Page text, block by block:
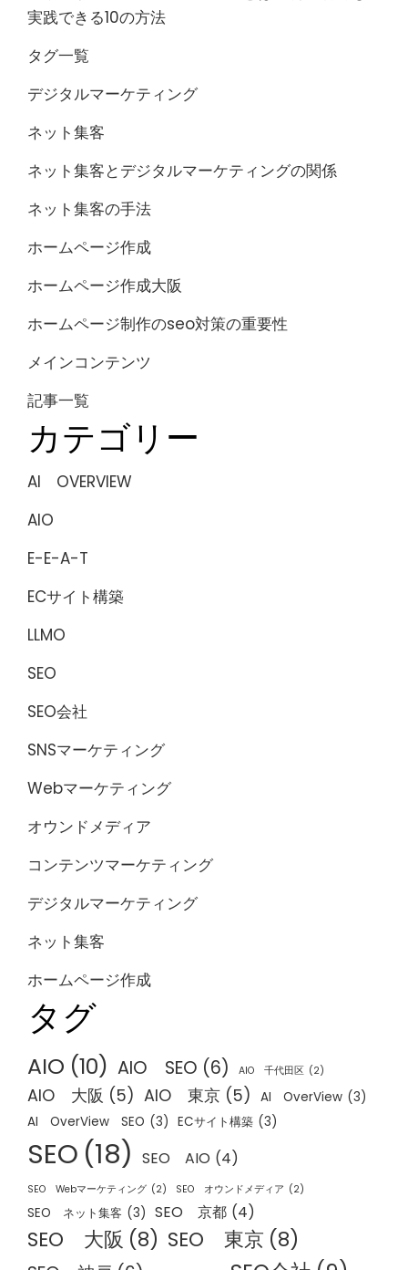
実践できる10の方法
タグ一覧
デジタルマーケティング
ネット集客
ネット集客とデジタルマーケティングの関係
ネット集客の手法
ホームページ作成
ホームページ作成大阪
ホームページ制作のseo対策の重要性
メインコンテンツ
記事一覧
カテゴリー
AI OVERVIEW
AIO
E-E-A-T
ECサイト構築
LLMO
SEO
SEO会社
SNSマーケティング
Webマーケティング
オウンドメディア
コンテンツマーケティング
デジタルマーケティング
ネット集客
ホームページ作成
タグ
AIO (10) AIO SEO (6) AIO 千代田区 (2)
AIO 大阪 (5) AIO 東京 (5) AI OverView (3)
AI OverView SEO (3) ECサイト構築 (3)
SEO (18) SEO AIO (4)
SEO Webマーケティング (2) SEO オウンドメディア (2)
SEO ネット集客 (3) SEO 京都 (4)
SEO 大阪 (8) SEO 東京 (8)